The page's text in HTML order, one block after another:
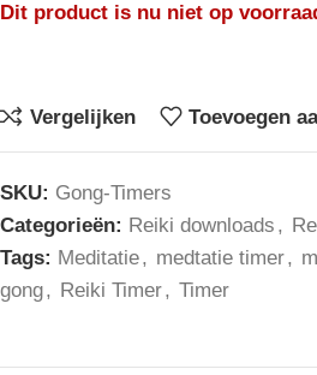
Dit product is nu niet op
Vergelijken Toevoegen
SKU: Gong-Timers
Categorieën: Reiki downloads ,
Tags: Meditatie, medtatie timer,
gong, Reiki Timer, Timer